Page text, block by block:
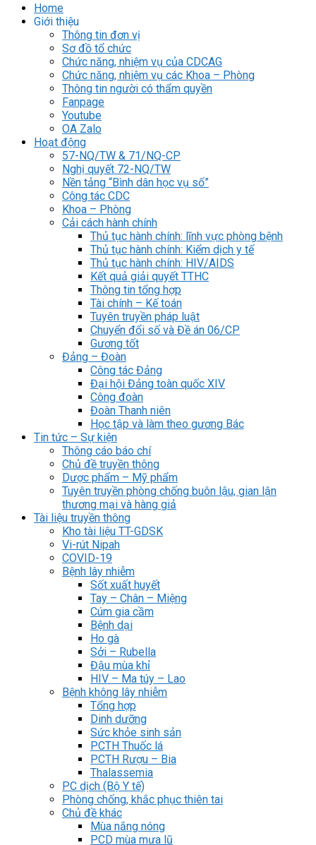
Home
Giới thiệu
Thông tin đơn vị
Sơ đồ tổ chức
Chức năng, nhiệm vụ của CDCAG
Chức năng, nhiệm vụ các Khoa – Phòng
Thông tin người có thẩm quyền
Fanpage
Youtube
OA Zalo
Hoạt động
57-NQ/TW & 71/NQ-CP
Nghị quyết 72-NQ/TW
Nền tảng “Bình dân học vụ số”
Công tác CDC
Khoa – Phòng
Cải cách hành chính
Thủ tục hành chính: lĩnh vực phòng bệnh
Thủ tục hành chính: Kiểm dịch y tế
Thủ tục hành chính: HIV/AIDS
Kết quả giải quyết TTHC
Thông tin tổng hợp
Tài chính – Kế toán
Tuyên truyền pháp luật
Chuyển đổi số và Đề án 06/CP
Gương tốt
Đảng – Đoàn
Công tác Đảng
Đại hội Đảng toàn quốc XIV
Công đoàn
Đoàn Thanh niên
Học tập và làm theo gương Bác
Tin tức – Sự kiện
Thông cáo báo chí
Chủ đề truyền thông
Dược phẩm – Mỹ phẩm
Tuyên truyền phòng chống buôn lậu, gian lận
thương mại và hàng giả
Tài liệu truyền thông
Kho tài liệu TT-GDSK
Vi-rút Nipah
COVID-19
Bệnh lây nhiễm
Sốt xuất huyết
Tay – Chân – Miệng
Cúm gia cầm
Bệnh dại
Ho gà
Sởi – Rubella
Đậu mùa khỉ
HIV – Ma túy – Lao
Bệnh không lây nhiễm
Tổng hợp
Dinh dưỡng
Sức khỏe sinh sản
PCTH Thuốc lá
PCTH Rượu – Bia
Thalassemia
PC dịch (Bộ Y tế)
Phòng chống, khắc phục thiên tai
Chủ đề khác
Mùa nắng nóng
PCD mùa mưa lũ